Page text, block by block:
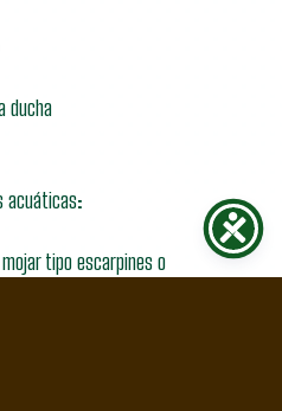
ducha
acuáticas:
tipo escarpines o